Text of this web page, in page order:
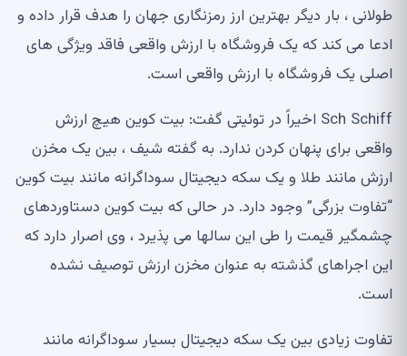
طولانی ، بار دیگر بهترین ارز رمزنگاری جهان را هدف قرار داده و
ادعا می کند که یک فروشگاه با ارزش واقعی فاقد ویژگی های
اصلی یک فروشگاه با ارزش واقعی است.
Sch Schiff اخیراً در توئیتی گفت: بیت کوین هیچ ارزش
واقعی برای پنهان کردن ندارد. به گفته شیف ، بین یک مخزن
ارزش مانند طلا و یک سکه دیجیتال سوداگرانه مانند بیت کوین
“تفاوت بزرگی” وجود دارد. در حالی که بیت کوین دستاوردهای
چشمگیر قیمت را طی این سالها می پذیرد ، وی اصرار دارد که
این اجراهای گذشته به عنوان مخزن ارزش توصیف نشده
است.
تفاوت زیادی بین یک سکه دیجیتال بسیار سوداگرانه مانند